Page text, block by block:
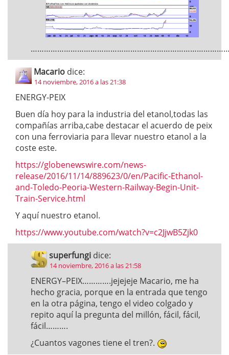
Macario dice:
14 noviembre, 2016 a las 21:38
ENERGY-PEIX
Buen día hoy para la industria del etanol,todas las
compañías arriba,cabe destacar el acuerdo de peix
con una ferroviaria para llevar nuestro etanol a la
coste este.
https://globenewswire.com/news-
release/2016/11/14/889623/0/en/Pacific-Ethanol-
and-Toledo-Peoria-Western-Railway-Begin-Unit-
Train-Service.html
Y aquí nuestro etanol.
https://www.youtube.com/watch?v=c2JjwB5Zjk0
superfungi dice:
14 noviembre, 2016 a las 21:58
ENERGY–PEIX………….jejejeje Macario, me ha
hecho gracia, porque en la entrada que tengo
en la otra página, tengo el video colgado y
repito aquí la pregunta del millón, fácil, fácil,
fácil……….
¿Cuantos vagones tiene el tren?.